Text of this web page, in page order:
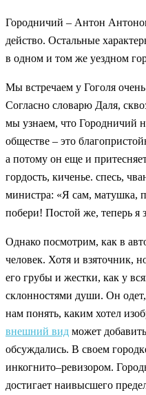
Городничий – Антон
действо. Остальные
в одном и том же уездном
Мы встречаем у Гоголя
Согласно словарю Даля,
мы узнаем, что Городничий
обществе – это
а потому он еще и
гордость, киченье. спесь,
министра: «Я сам, матушка,
побери! Постой же, теперь я
Однако посмотрим, как в
человек. Хотя и взяточник,
его грубы и жестки, как у
склонностями души. Он
нам понять, каким хотел
внешний вид может
обсуждались. В своем
инкогнито–ревизором.
достигает наивысшего